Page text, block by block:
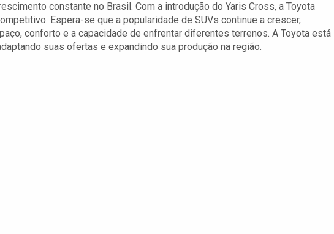
constante no Brasil. Com a introdução do Yaris Cross, a Toyota
Espera-se que a popularidade de SUVs continue a crescer,
conforto e a capacidade de enfrentar diferentes terrenos. A Toyota está
suas ofertas e expandindo sua produção na região.